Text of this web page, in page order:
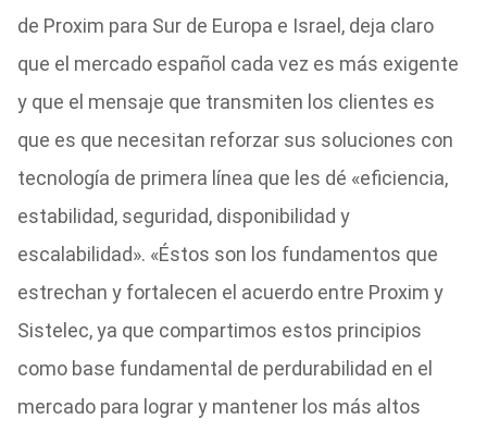
de Proxim para Sur de Europa e Israel, deja claro
que el mercado español cada vez es más exigente
y que el mensaje que transmiten los clientes es
que es que necesitan reforzar sus soluciones con
tecnología de primera línea que les dé «eficiencia,
estabilidad, seguridad, disponibilidad y
escalabilidad». «Éstos son los fundamentos que
estrechan y fortalecen el acuerdo entre Proxim y
Sistelec, ya que compartimos estos principios
como base fundamental de perdurabilidad en el
mercado para lograr y mantener los más altos